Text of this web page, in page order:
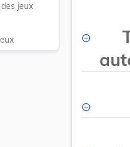
jeux